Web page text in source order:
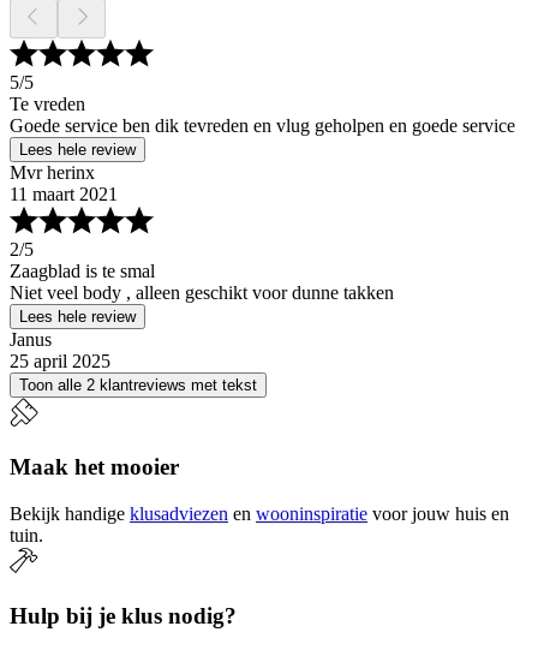
5/5
Te vreden
Goede service ben dik tevreden en vlug geholpen en goede service
Lees hele review
Mvr herinx
11 maart 2021
2/5
Zaagblad is te smal
Niet veel body , alleen geschikt voor dunne takken
Lees hele review
Janus
25 april 2025
Toon alle 2 klantreviews met tekst
Maak het mooier
Bekijk handige klusadviezen en wooninspiratie voor jouw huis en
tuin.
Hulp bij je klus nodig?